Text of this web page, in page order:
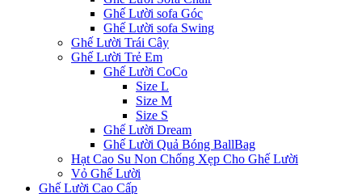
Ghế Lười sofa Góc
Ghế Lười sofa Swing
Ghế Lười Trái Cây
Ghế Lười Trẻ Em
Ghế Lười CoCo
Size L
Size M
Size S
Ghế Lười Dream
Ghế Lười Quả Bóng BallBag
Hạt Cao Su Non Chống Xẹp Cho Ghế Lười
Vỏ Ghế Lười
Ghế Lười Cao Cấp